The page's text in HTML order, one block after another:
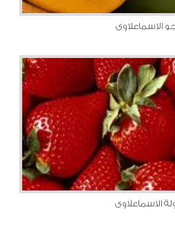
الاسماعلاوى
الاسماعلاوى